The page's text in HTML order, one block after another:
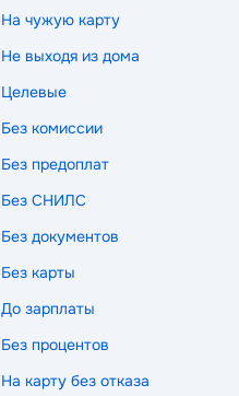
На чужую карту
Не выходя из дома
Целевые
Без комиссии
Без предоплат
Без СНИЛС
Без документов
Без карты
До зарплаты
Без процентов
На карту без отказа